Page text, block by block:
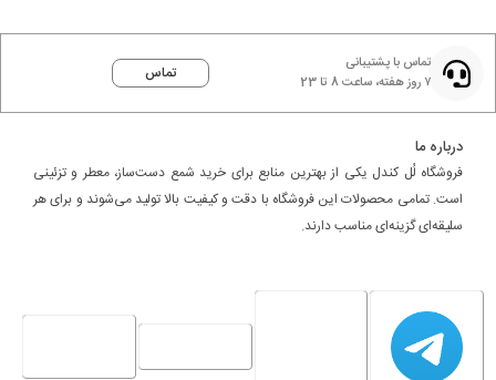
تماس با پشتیبانی
۷ روز هفته، ساعت 8 تا 23
تماس
درباره ما
فروشگاه لُل کندل یکی از بهترین منابع برای خرید شمع دست‌ساز، معطر و تزئینی
است. تمامی محصولات این فروشگاه با دقت و کیفیت بالا تولید می‌شوند و برای هر
سلیقه‌ای گزینه‌ای مناسب دارند.